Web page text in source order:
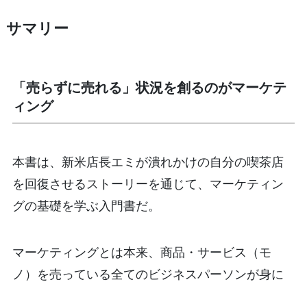
サマリー
「売らずに売れる」状況を創るのがマーケテ
ィング
本書は、新米店長エミが潰れかけの自分の喫茶店
を回復させるストーリーを通じて、マーケティン
グの基礎を学ぶ入門書だ。
マーケティングとは本来、商品・サービス（モ
ノ）を売っている全てのビジネスパーソンが身に